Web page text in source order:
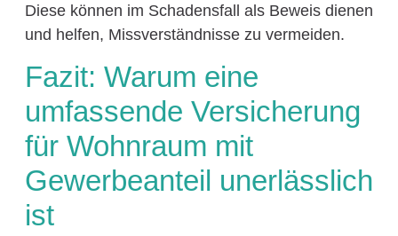
Diese können im Schadensfall als Beweis dienen
und helfen, Missverständnisse zu vermeiden.
Fazit: Warum eine
umfassende Versicherung
für Wohnraum mit
Gewerbeanteil unerlässlich
ist